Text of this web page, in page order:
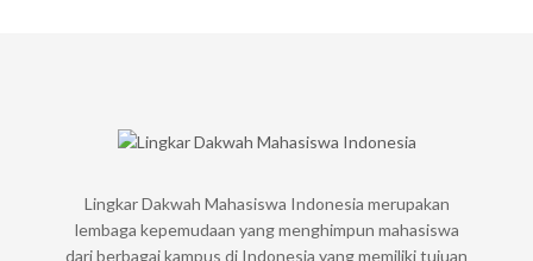
Lingkar Dakwah Mahasiswa Indonesia merupakan
lembaga kepemudaan yang menghimpun mahasiswa
dari berbagai kampus di Indonesia yang memiliki tujuan